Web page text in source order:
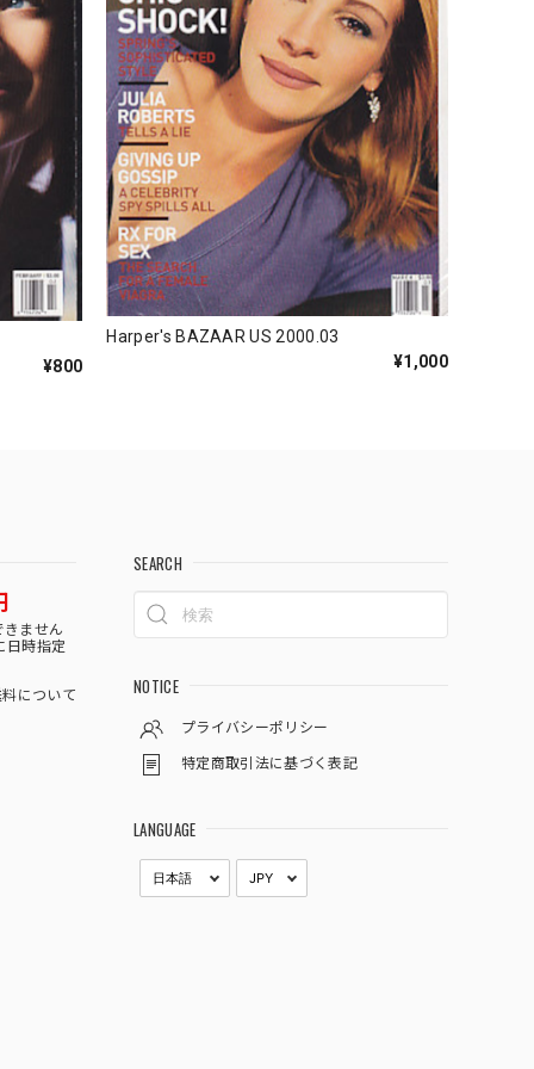
¥800
Harper's BAZAAR US 2000.03
¥1,000
きません
日時指定
について
SEARCH
NOTICE
プライバシーポリシー
特定商取引法に基づく表記
LANGUAGE